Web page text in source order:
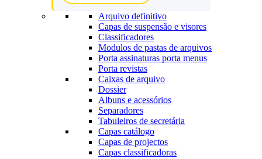
Arquivo definitivo
Capas de suspensão e visores
Classificadores
Modulos de pastas de arquivos
Porta assinaturas porta menus
Porta revistas
Caixas de arquivo
Dossier
Albuns e acessórios
Separadores
Tabuleiros de secretária
Capas catálogo
Capas de projectos
Capas classificadoras